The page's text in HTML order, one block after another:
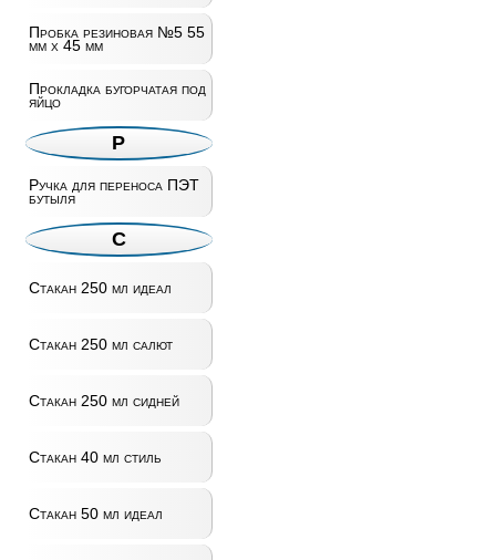
Пробка резиновая №5 55
мм х 45 мм
Прокладка бугорчатая под
яйцо
Р
Ручка для переноса ПЭТ
бутыля
С
Стакан 250 мл идеал
Стакан 250 мл салют
Стакан 250 мл сидней
Стакан 40 мл стиль
Стакан 50 мл идеал